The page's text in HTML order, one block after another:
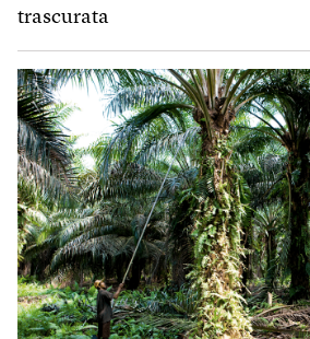
trascurata